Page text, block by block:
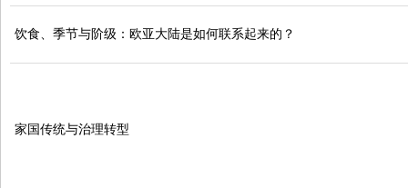
饮食、季节与阶级：欧亚大陆是如何联系起来的？
家国传统与治理转型